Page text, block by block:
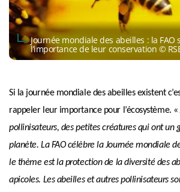
Journée mondiale des abeilles : la FAO
l’importance de leur conservation ©
Si la journée mondiale des abeilles existent
rappeler leur importance pour l’écosystème. «
pollinisateurs, des petites créatures qui ont un
planète. La FAO célèbre la Journée mondiale
le thème est la protection de la diversité des
apicoles. Les abeilles et autres pollinisateurs